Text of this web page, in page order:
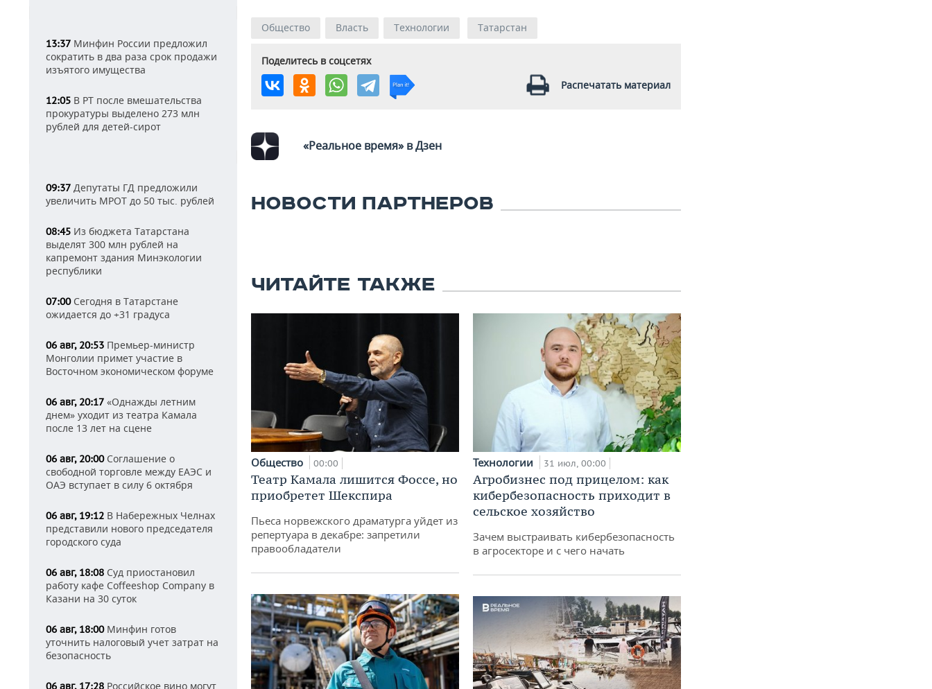
13:37 Минфин России предложил
сократить в два раза срок продажи
изъятого имущества
12:05 В РТ после вмешательства
прокуратуры выделено 273 млн
рублей для детей-сирот
09:37 Депутаты ГД предложили
увеличить МРОТ до 50 тыс. рублей
08:45 Из бюджета Татарстана
выделят 300 млн рублей на
капремонт здания Минэкологии
республики
07:00Сегодня в Татарстане
ожидается до +31 градуса
06 авг, 20:53 Премьер-министр
Монголии примет участие в
Восточном экономическом форуме
06 авг, 20:17 «Однажды летним
днем» уходит из театра Камала
после 13 лет на сцене
06 авг, 20:00Соглашение о
свободной торговле между ЕАЭС и
ОАЭ вступает в силу 6 октября
06 авг, 19:12 В Набережных Челнах
представили нового председателя
городского суда
06 авг, 18:08 Суд приостановил
работу кафе Coffeeshop Company в
Казани на 30 суток
06 авг, 18:00Минфин готов
уточнить налоговый учет затрат на
безопасность
06 авг, 17:28 Российское вино могут
Общество Власть Технологии Татарстан
Поделитесь в соцсетях
Распечатать материал
«Реальное время» в Дзен
НОВОСТИ ПАРТНЕРОВ
ЧИТАЙТЕ ТАКЖЕ
Общество 00:00
Театр Камала лишится Фоссе, но
приобретет Шекспира
Пьеса норвежского драматурга уйдет из
репертуара в декабре: запретили
правообладатели
Технологии 31 июл, 00:00
Агробизнес под прицелом: как
кибербезопасность приходит в
сельское хозяйство
Зачем выстраивать кибербезопасность
в агросекторе и с чего начать